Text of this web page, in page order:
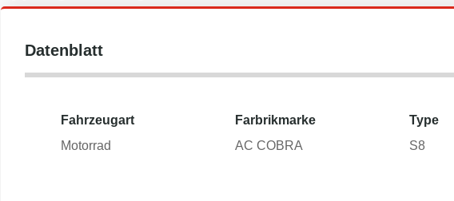
Datenblatt
Fahrzeugart
Motorrad
Farbrikmarke
AC COBRA
Type
S8